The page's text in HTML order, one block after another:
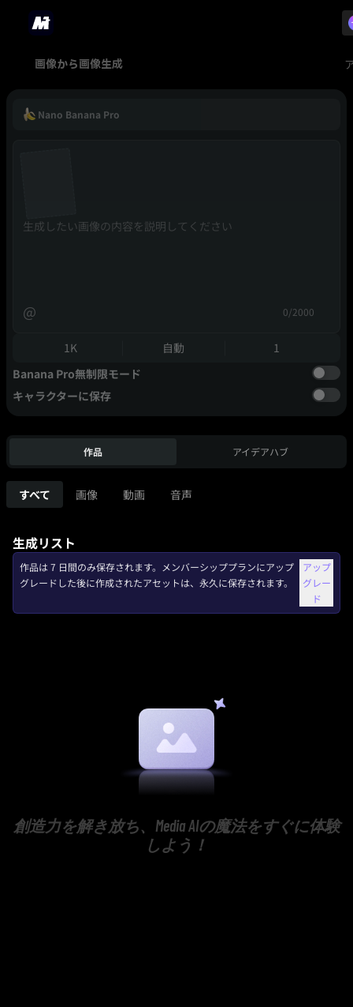
画像から画像生成
Nano Banana Pro
@ 0/2000
1K 自動
1
Banana Pro無制限モード
キャラクターに保存
作品 アイデアハブ
すべて 画像 動画 音声
生成リスト
作品は 7 日間のみ保存されます。メンバーシッププランにアップ
グレードした後に作成されたアセットは、永久に保存されます。
アップ
グレー
ド
創造力を解き放ち、Media AIの魔法をすぐに体験
しよう！